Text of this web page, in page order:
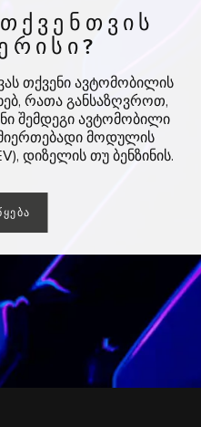
თქვენი ავტომობილის
რათა განსაზღვროთ,
შემდეგი ავტომობილი
მოდულის
დიზელის თუ ბენზინის.